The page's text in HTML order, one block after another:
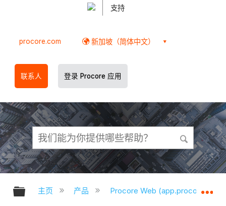
支持
procore.com 新加坡（简体中文）
联系人 登录 Procore 应用
扩展/隐缩全局层次
主页 产品 Procore Web